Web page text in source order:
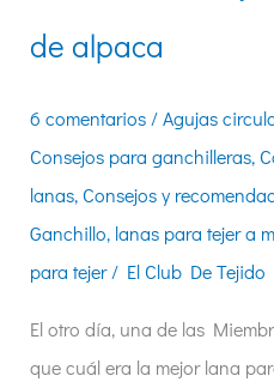
de alpaca
6 comentarios /Agujas
Consejos para ganchilleras,
lanas,Consejos y
Ganchillo, lanas para tejer a
para tejer/ El Club De Tejido
El otro día, una de las
que cuál era la mejor lana